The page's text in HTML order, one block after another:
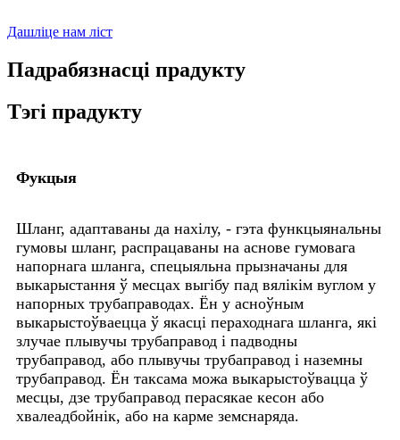
Дашліце нам ліст
Падрабязнасці прадукту
Тэгі прадукту
Фукцыя
Шланг, адаптаваны да нахілу, - гэта функцыянальны
гумовы шланг, распрацаваны на аснове гумовага
напорнага шланга, спецыяльна прызначаны для
выкарыстання ў месцах выгібу пад вялікім вуглом у
напорных трубаправодах. Ён у асноўным
выкарыстоўваецца ў якасці пераходнага шланга, які
злучае плывучы трубаправод і падводны
трубаправод, або плывучы трубаправод і наземны
трубаправод. Ён таксама можа выкарыстоўвацца ў
месцы, дзе трубаправод перасякае кесон або
хвалеадбойнік, або на карме земснаряда.